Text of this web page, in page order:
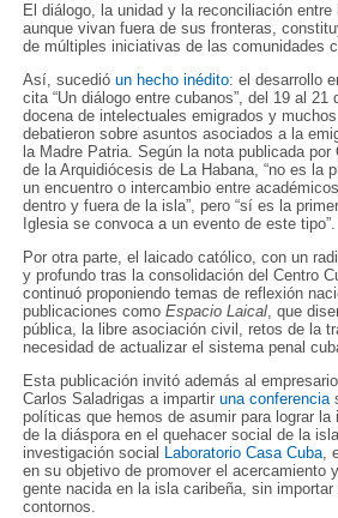
El diálogo, la unidad y la reconciliación entre
aunque vivan fuera de sus fronteras,
de múltiples iniciativas de las comunidades
Así, sucedióun hecho inédito: el desarrollo
cita “Un diálogo entre cubanos”, del 19 al 21
docena de intelectuales emigrados y
debatieron sobre asuntos asociados a la
la Madre Patria. Según la nota publicada
de la Arquidiócesis de La Habana, “no es la
un encuentro o intercambio entre
dentro y fuera de la isla”, pero “sí es la
Iglesia se convoca a un evento de este tipo”.
Por otra parte, el laicado católico, con un
y profundo tras la consolidación del Centro
continuó proponiendo temas de reflexión
publicaciones comoEspacio Laical, que
pública, la libre asociación civil, retos de la
necesidad de actualizar el sistema penal
Esta publicación invitó además al
Carlos Saladrigas a impartiruna conferencia
políticas que hemos de asumir para lograr la
de la diáspora en el quehacer social de la
investigación social Laboratorio Casa Cuba,
en su objetivo de promover el acercamiento
gente nacida en la isla caribeña, sin
contornos.